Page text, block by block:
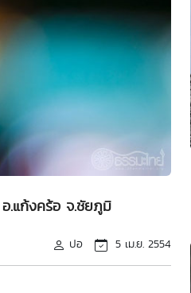
.แก้งคร้อ จ.ชัยภูมิ
ปอ 5 เม.ย. 2554